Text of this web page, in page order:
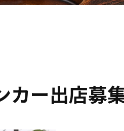
カー出店募